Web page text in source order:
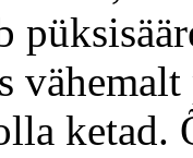
ketad.